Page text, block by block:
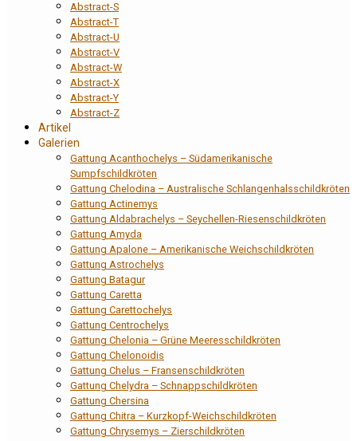
Abstract-S
Abstract-T
Abstract-U
Abstract-V
Abstract-W
Abstract-X
Abstract-Y
Abstract-Z
Artikel
Galerien
Gattung Acanthochelys – Südamerikanische
Sumpfschildkröten
Gattung Chelodina – Australische Schlangenhalsschildkröten
Gattung Actinemys
Gattung Aldabrachelys – Seychellen-Riesenschildkröten
Gattung Amyda
Gattung Apalone – Amerikanische Weichschildkröten
Gattung Astrochelys
Gattung Batagur
Gattung Caretta
Gattung Carettochelys
Gattung Centrochelys
Gattung Chelonia – Grüne Meeresschildkröten
Gattung Chelonoidis
Gattung Chelus – Fransenschildkröten
Gattung Chelydra – Schnappschildkröten
Gattung Chersina
Gattung Chitra – Kurzkopf-Weichschildkröten
Gattung Chrysemys – Zierschildkröten